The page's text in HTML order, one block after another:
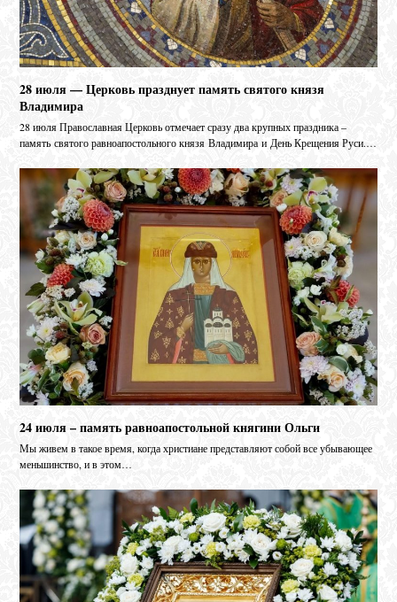
28 июля — Церковь празднует память святого князя
Владимира
28 июля Православная Церковь отмечает сразу два крупных праздника –
память святого равноапостольного князя Владимира и День Крещения Руси.…
24 июля – память равноапостольной княгини Ольги
Мы живем в такое время, когда христиане представляют собой все убывающее
меньшинство, и в этом…